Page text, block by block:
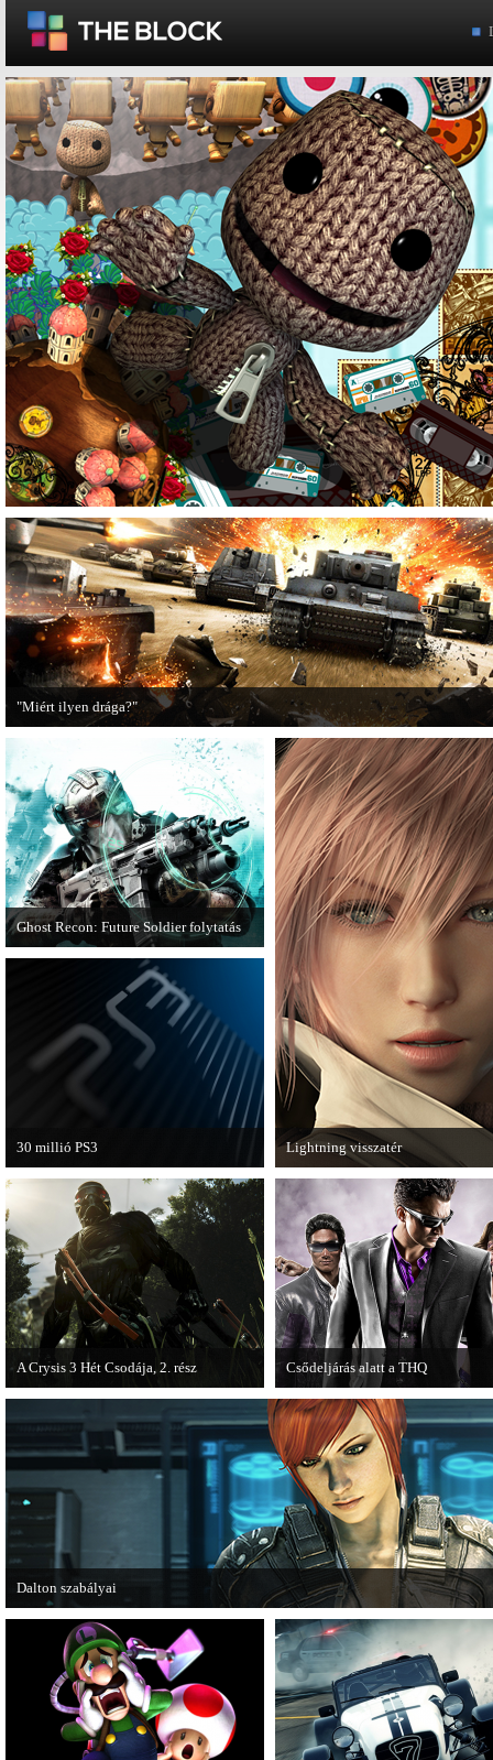
"Miért ilyen drága?"
A PC Guru utánajárt, miért kerülnek olyan sokba a AAA-kategóriás
Ghost Recon: Future Soldier folytatás
Több jel is utal arra, hogy készülőben
van a Ghost Recon: Future Soldier
következő epizódja.
Lightning visszatér
Megjött a Lightning Returns:
Fantasy XIII című játék első
videója.
30 millió PS3
A PAL régióban a PS3 átlépte a 30
milliós eladott darabszámot.
A Crysis 3 Hét Csodája, 2. rész
második része, amely a The Hunt címet
kapta.
Csődeljárás alatt a THQ
Egy újabb videojáték-kiadó került
csődeljárás alá, aki nem más, mint
THQ.
Dalton szabályai
Új videóval jelentkezik az Insomniac Games játéka, a Fuse.